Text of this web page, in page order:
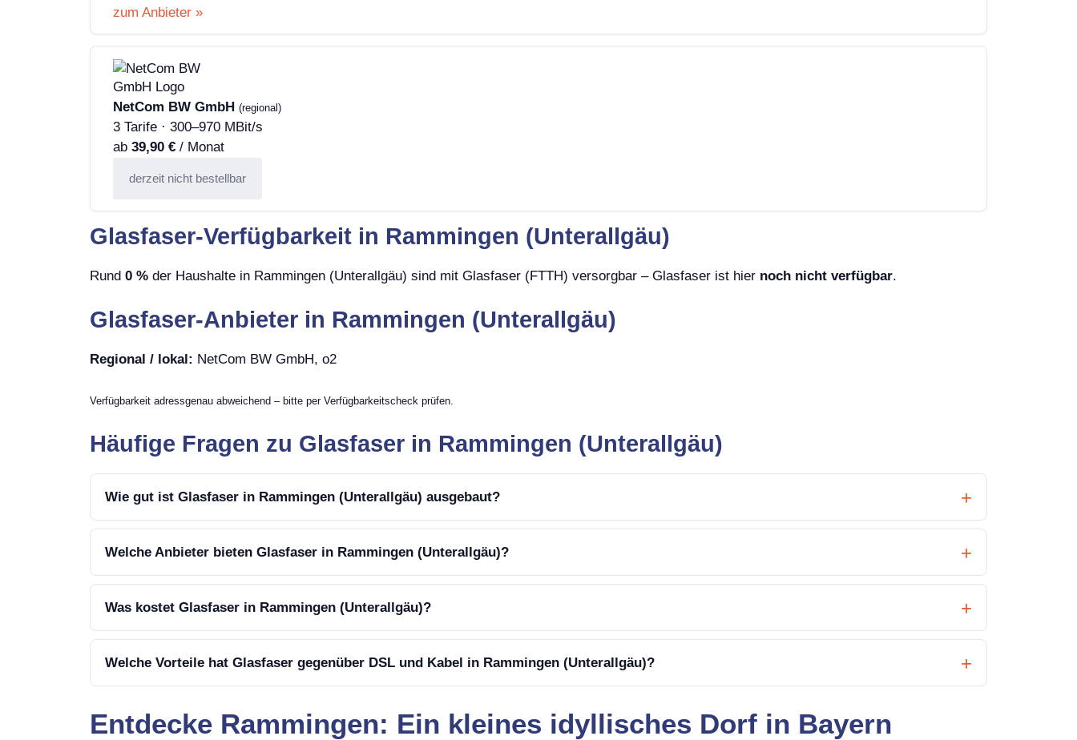
zum Anbieter »
NetCom BW GmbH (regional)
3 Tarife · 300–970 MBit/s
ab 39,90 € / Monat
derzeit nicht bestellbar
Glasfaser-Verfügbarkeit in Rammingen (Unterallgäu)
Rund 0 % der Haushalte in Rammingen (Unterallgäu) sind mit Glasfaser (FTTH) versorgbar – Glasfaser ist hier noch nicht verfügbar.
Glasfaser-Anbieter in Rammingen (Unterallgäu)
Regional / lokal: NetCom BW GmbH, o2
Verfügbarkeit adressgenau abweichend – bitte per Verfügbarkeitscheck prüfen.
Häufige Fragen zu Glasfaser in Rammingen (Unterallgäu)
Wie gut ist Glasfaser in Rammingen (Unterallgäu) ausgebaut?
Welche Anbieter bieten Glasfaser in Rammingen (Unterallgäu)?
Was kostet Glasfaser in Rammingen (Unterallgäu)?
Welche Vorteile hat Glasfaser gegenüber DSL und Kabel in Rammingen (Unterallgäu)?
Entdecke Rammingen: Ein kleines idyllisches Dorf in Bayern